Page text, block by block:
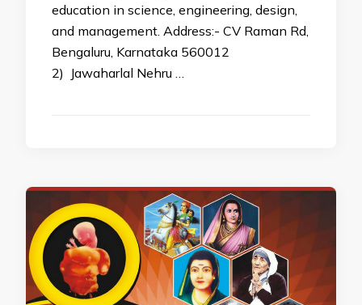
education in science, engineering, design,
and management. Address:- CV Raman Rd,
Bengaluru, Karnataka 560012
2) Jawaharlal Nehru …